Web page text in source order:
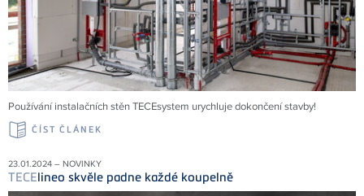
Používání instalačních stěn TECEsystem urychluje dokončení stavby!
ČÍST ČLÁNEK
23.01.2024 – NOVINKY
TECElineo skvěle padne každé koupelně